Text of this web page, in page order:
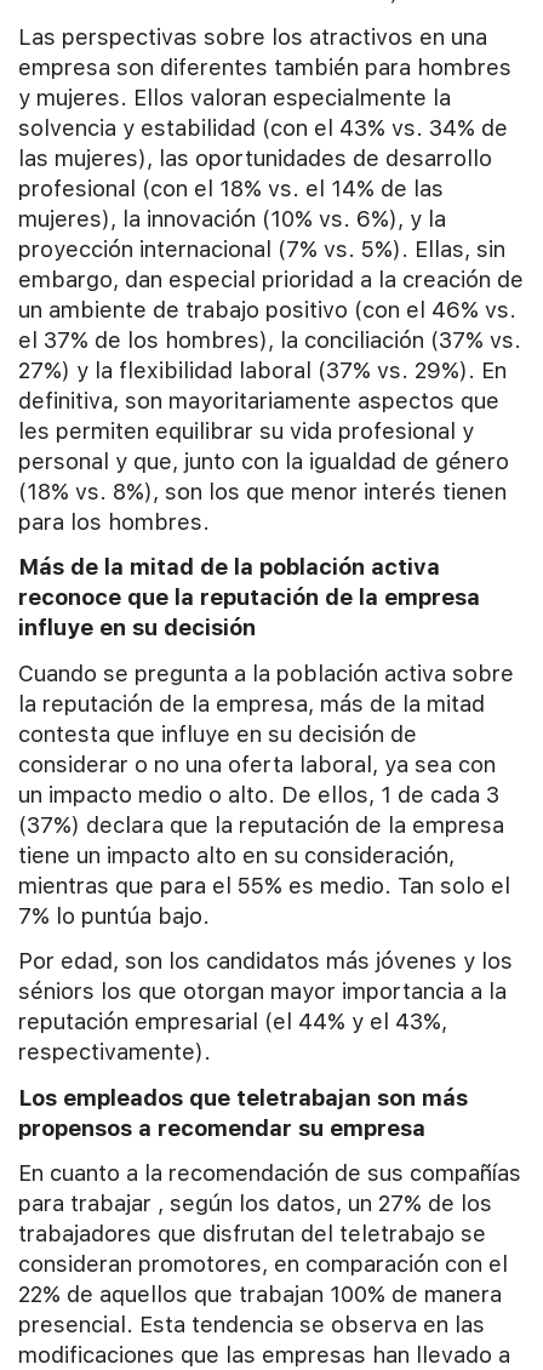
Las perspectivas sobre los atractivos en una
empresa son diferentes también para hombres
y mujeres. Ellos valoran especialmente la
solvencia y estabilidad (con el 43% vs. 34% de
las mujeres), las oportunidades de desarrollo
profesional (con el 18% vs. el 14% de las
mujeres), la innovación (10% vs. 6%), y la
proyección internacional (7% vs. 5%). Ellas, sin
embargo, dan especial prioridad a la creación de
un ambiente de trabajo positivo (con el 46% vs.
el 37% de los hombres), la conciliación (37% vs.
27%) y la flexibilidad laboral (37% vs. 29%). En
definitiva, son mayoritariamente aspectos que
les permiten equilibrar su vida profesional y
personal y que, junto con la igualdad de género
(18% vs. 8%), son los que menor interés tienen
para los hombres.
Más de la mitad de la población activa
reconoce que la reputación de la empresa
influye en su decisión
Cuando se pregunta a la población activa sobre
la reputación de la empresa, más de la mitad
contesta que influye en su decisión de
considerar o no una oferta laboral, ya sea con
un impacto medio o alto. De ellos, 1 de cada 3
(37%) declara que la reputación de la empresa
tiene un impacto alto en su consideración,
mientras que para el 55% es medio. Tan solo el
7% lo puntúa bajo.
Por edad, son los candidatos más jóvenes y los
séniors los que otorgan mayor importancia a la
reputación empresarial (el 44% y el 43%,
respectivamente).
Los empleados que teletrabajan son más
propensos a recomendar su empresa
En cuanto a la recomendación de sus compañías
para trabajar , según los datos, un 27% de los
trabajadores que disfrutan del teletrabajo se
consideran promotores, en comparación con el
22% de aquellos que trabajan 100% de manera
presencial. Esta tendencia se observa en las
modificaciones que las empresas han llevado a